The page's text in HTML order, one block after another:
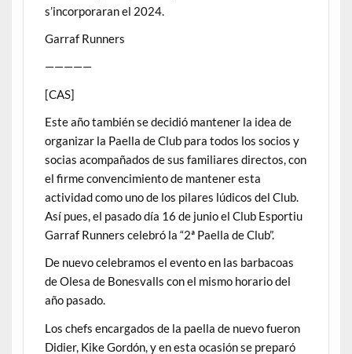
s’incorporaran el 2024.
Garraf Runners
—————
[CAS]
Este año también se decidió mantener la idea de
organizar la Paella de Club para todos los socios y
socias acompañados de sus familiares directos, con
el firme convencimiento de mantener esta
actividad como uno de los pilares lúdicos del Club.
Así pues, el pasado día 16 de junio el Club Esportiu
Garraf Runners celebró la “2ª Paella de Club”.
De nuevo celebramos el evento en las barbacoas
de Olesa de Bonesvalls con el mismo horario del
año pasado.
Los chefs encargados de la paella de nuevo fueron
Didier, Kike Gordón, y en esta ocasión se preparó